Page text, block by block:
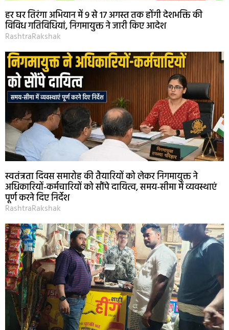
हर घर तिरंगा अभियान में 9 से 17 अगस्त तक होंगी देशभक्ति की
विविध गतिविधियां, निगमायुक्त ने जारी किए आदेश
RashtraRakshak
स्वतंत्रता दिवस समारोह की तैयारियों को लेकर निगमायुक्त ने
अधिकारियों-कर्मचारियों को सौंपे दायित्व, समय-सीमा में व्यवस्थाएं
पूर्ण करने दिए निर्देश
RashtraRakshak